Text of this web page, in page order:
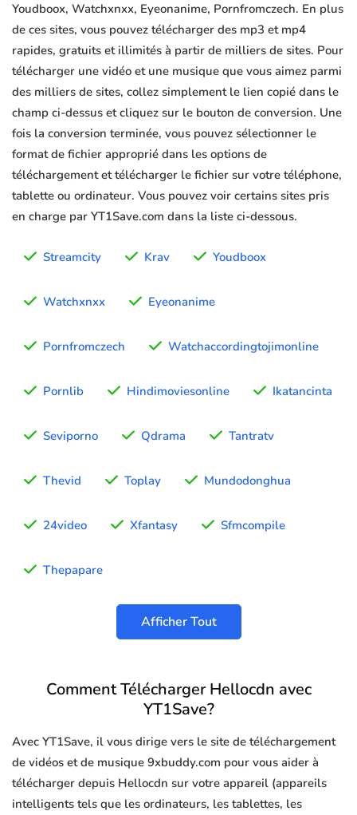
Youdboox, Watchxnxx, Eyeonanime, Pornfromczech. En plus
de ces sites, vous pouvez télécharger des mp3 et mp4
rapides, gratuits et illimités à partir de milliers de sites. Pour
télécharger une vidéo et une musique que vous aimez parmi
des milliers de sites, collez simplement le lien copié dans le
champ ci-dessus et cliquez sur le bouton de conversion. Une
fois la conversion terminée, vous pouvez sélectionner le
format de fichier approprié dans les options de
téléchargement et télécharger le fichier sur votre téléphone,
tablette ou ordinateur. Vous pouvez voir certains sites pris
en charge par YT1Save.com dans la liste ci-dessous.
Streamcity Krav Youdboox
Watchxnxx Eyeonanime
Pornfromczech Watchaccordingtojimonline
Pornlib Hindimoviesonline Ikatancinta
Seviporno Qdrama Tantratv
Thevid Toplay Mundodonghua
24video Xfantasy Sfmcompile
Thepapare
Afficher Tout
Comment Télécharger Hellocdn avec
YT1Save?
Avec YT1Save, il vous dirige vers le site de téléchargement
de vidéos et de musique 9xbuddy.com pour vous aider à
télécharger depuis Hellocdn sur votre appareil (appareils
intelligents tels que les ordinateurs, les tablettes, les